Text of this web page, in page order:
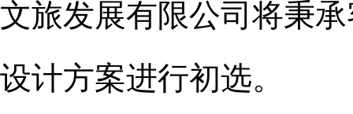
文旅发展有限公司将秉
设计方案进行初选。